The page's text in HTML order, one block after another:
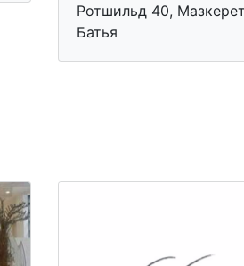
Ротшильд 40,
Батья